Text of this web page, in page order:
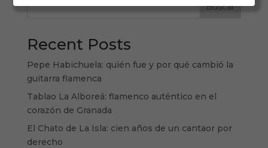
Buscar
Recent Posts
Pepe Habichuela: quién fue y por qué cambió la
guitarra flamenca
Tablao La Alboreá: flamenco auténtico en el
corazón de Granada
El Chato de La Isla: cien años de un cantaor por
derecho